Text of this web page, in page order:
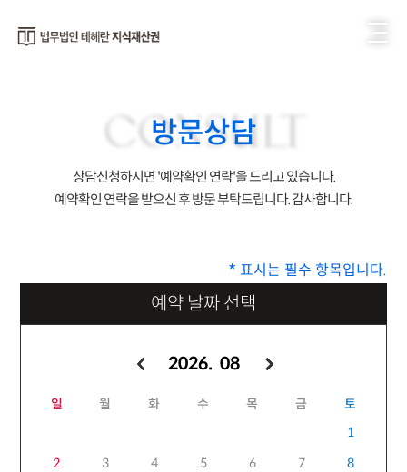
CONSULT
방문상담
상담신청하시면 '예약확인 연락'을 드리고 있습니다.
예약확인 연락을 받으신 후 방문 부탁드립니다. 감사합니다.
* 표시는 필수 항목입니다.
예약 날짜 선택
2026. 08
일 월 화 수 목 금
토
1
2
3 4 5 6 7
8